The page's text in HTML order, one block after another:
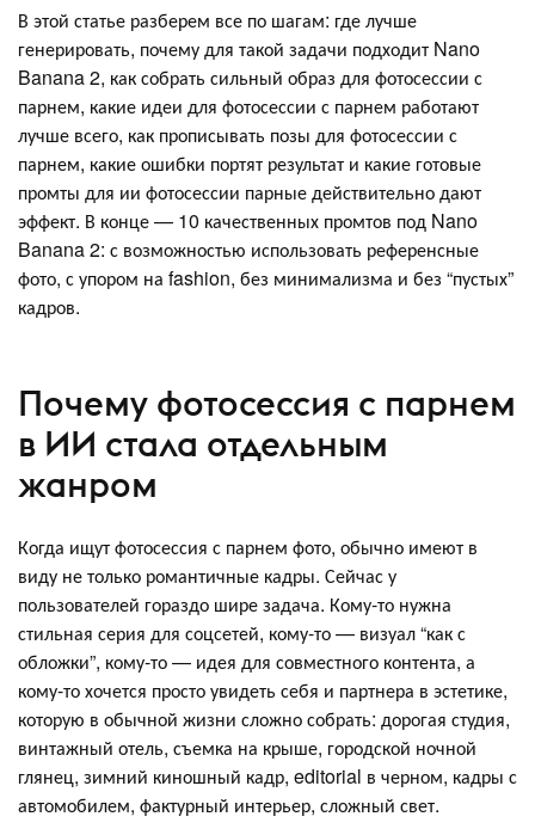
В этой статье разберем все по шагам: где лучше
генерировать, почему для такой задачи подходит Nano
Banana 2, как собрать сильный образ для фотосессии с
парнем, какие идеи для фотосессии с парнем работают
лучше всего, как прописывать позы для фотосессии с
парнем, какие ошибки портят результат и какие готовые
промты для ии фотосессии парные действительно дают
эффект. В конце — 10 качественных промтов под Nano
Banana 2: с возможностью использовать референсные
фото, с упором на fashion, без минимализма и без “пустых”
кадров.
Почему фотосессия с парнем
в ИИ стала отдельным
жанром
Когда ищут фотосессия с парнем фото, обычно имеют в
виду не только романтичные кадры. Сейчас у
пользователей гораздо шире задача. Кому-то нужна
стильная серия для соцсетей, кому-то — визуал “как с
обложки”, кому-то — идея для совместного контента, а
кому-то хочется просто увидеть себя и партнера в эстетике,
которую в обычной жизни сложно собрать: дорогая студия,
винтажный отель, съемка на крыше, городской ночной
глянец, зимний киношный кадр, editorial в черном, кадры с
автомобилем, фактурный интерьер, сложный свет.